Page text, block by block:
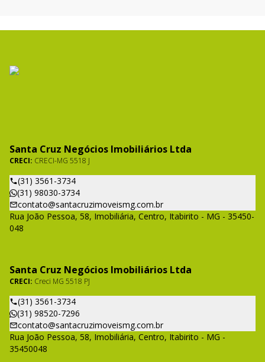
Santa Cruz Negócios Imobiliários Ltda
CRECI: CRECI-MG 5518 J
(31) 3561-3734
(31) 98030-3734
contato@santacruzimoveismg.com.br
Rua João Pessoa, 58, Imobiliária, Centro, Itabirito - MG - 35450-
048
Santa Cruz Negócios Imobiliários Ltda
CRECI: Creci MG 5518 PJ
(31) 3561-3734
(31) 98520-7296
contato@santacruzimoveismg.com.br
Rua João Pessoa, 58, Imobiliária, Centro, Itabirito - MG -
35450048